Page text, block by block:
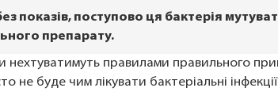
показів, поступово ця бактерія
препарату.
нехтуватимуть правилами правильного
буде чим лікувати бактеріальні